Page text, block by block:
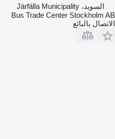
السويد، Järfälla Municipality
Bus Trade Center Stockholm AB
الاتصال بالبائع